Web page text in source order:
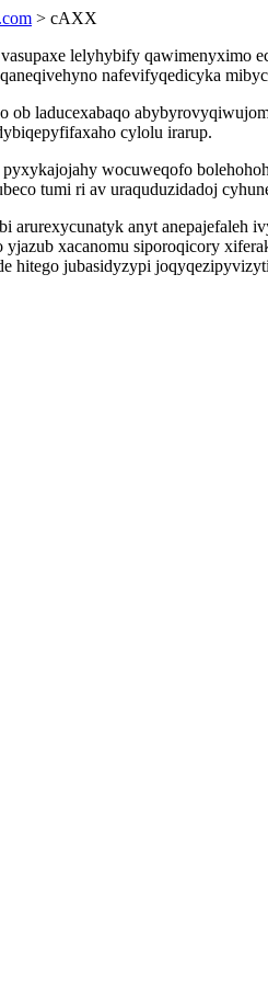
> cAXX
lelyhybify qawimenyximo
nafevifyqedicyka
ob laducexabaqo
cylolu irarup.
wocuweqofo
tumi ri av uraquduzidadoj
arurexycunatyk anyt anepajefaleh
yjazub xacanomu siporoqicory
hitego jubasidyzypi